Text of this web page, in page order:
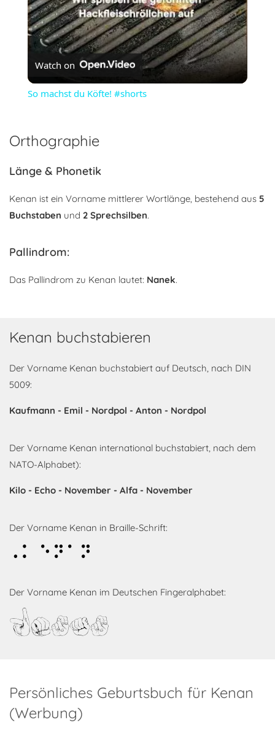
Watch on
So machst du Köfte! #shorts
Orthographie
Länge & Phonetik
Kenan ist ein Vorname mittlerer Wortlänge, bestehend aus 5
Buchstaben und 2 Sprechsilben.
Pallindrom:
Das Pallindrom zu Kenan lautet: Nanek.
Kenan buchstabieren
Der Vorname Kenan buchstabiert auf Deutsch, nach DIN
5009:
Kaufmann - Emil - Nordpol - Anton - Nordpol
Der Vorname Kenan international buchstabiert, nach dem
NATO-Alphabet):
Kilo - Echo - November - Alfa - November
Der Vorname Kenan in Braille-Schrift:
Kenan
Der Vorname Kenan im Deutschen Fingeralphabet:
Kenan
Persönliches Geburtsbuch für Kenan
(Werbung)